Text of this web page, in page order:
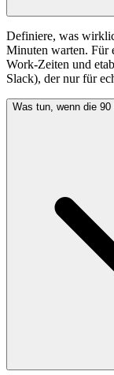
Definiere, was
Minuten warten. Für
Work-Zeiten und
Slack), der nur für
Was tun, wenn die